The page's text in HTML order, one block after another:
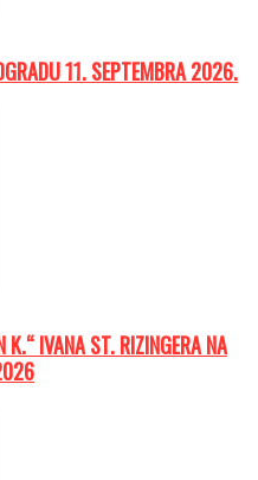
11. SEPTEMBRA 2026.
K.“ IVANA ST. RIZINGERA NA